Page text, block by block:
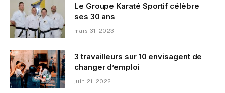
Le Groupe Karaté Sportif célèbre
ses 30 ans
mars 31, 2023
3 travailleurs sur 10 envisagent de
changer d’emploi
juin 21, 2022